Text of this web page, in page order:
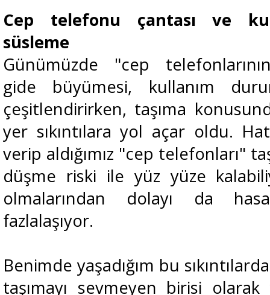
Cep telefonu çantası ve
süsleme
Günümüzde "cep
gide büyümesi, kullanım
çeşitlendirirken, taşıma
yer sıkıntılara yol açar oldu.
verip aldığımız "cep telefonları"
düşme riski ile yüz yüze
olmalarından dolayı da
fazlalaşıyor.
Benimde yaşadığım bu
taşımayı sevmeyen birisi